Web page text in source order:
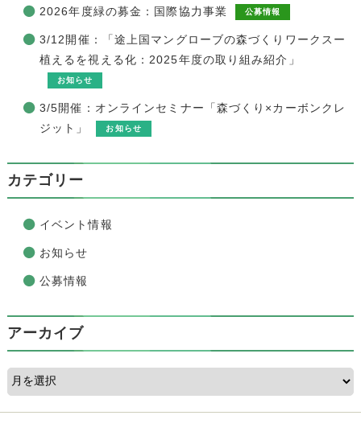
2026年度緑の募金：国際協力事業 公募情報
3/12開催：「途上国マングローブの森づくりワークスー
植えるを視える化：2025年度の取り組み紹介」
お知らせ
3/5開催：オンラインセミナー「森づくり×カーボンクレ
ジット」
お知らせ
カテゴリー
イベント情報
お知らせ
公募情報
アーカイブ